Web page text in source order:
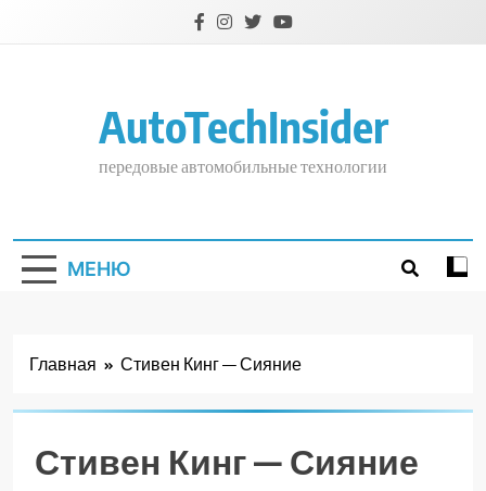
AutoTechInsider
передовые автомобильные технологии
МЕНЮ
Главная Стивен Кинг — Сияние
Стивен Кинг — Сияние